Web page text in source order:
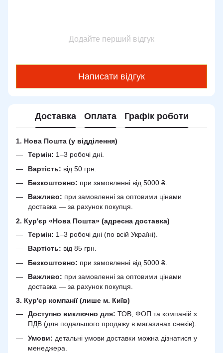
Додайте перший відгук
Написати відгук
Доставка Оплата Графік роботи
1. Нова Пошта (у відділення)
Термін: 1–3 робочі дні.
Вартість: від 50 грн.
Безкоштовно: при замовленні від 5000 ₴.
Важливо: при замовленні за оптовими цінами
доставка — за рахунок покупця.
2. Кур'єр «Нова Пошта» (адресна доставка)
Термін: 1–3 робочі дні (по всій Україні).
Вартість: від 85 грн.
Безкоштовно: при замовленні від 5000 ₴.
Важливо: при замовленні за оптовими цінами
доставка — за рахунок покупця.
3. Кур'єр компанії (лише м. Київ)
Доступно виключно для: ТОВ, ФОП та компаній з
ПДВ (для подальшого продажу в магазинах снеків).
Умови: детальні умови доставки можна дізнатися у
менеджера.